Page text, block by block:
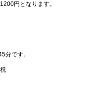
円となります。
分です。